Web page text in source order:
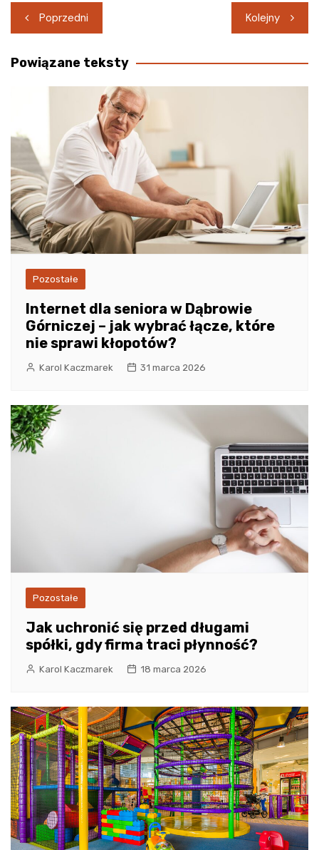
Nawigacja
wpisu
Poprzedni Kolejny
Powiązane teksty
Pozostałe
Internet dla seniora w Dąbrowie
Górniczej – jak wybrać łącze, które
nie sprawi kłopotów?
Karol Kaczmarek 31 marca 2026
Pozostałe
Jak uchronić się przed długami
spółki, gdy firma traci płynność?
Karol Kaczmarek 18 marca 2026